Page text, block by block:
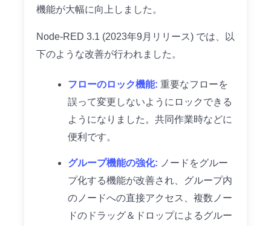
機能が大幅に向上しました。
Node-RED 3.1 (2023年9月リリース) では、以
下のような改善が行われました。
フローのロック機能: 重要なフローを
誤って変更しないようにロックできる
ようになりました。共同作業時などに
便利です。
グループ機能の強化: ノードをグルー
プ化する機能が改善され、グループ内
のノードへの直接アクセス、複数ノー
ドのドラッグ＆ドロップによるグルー